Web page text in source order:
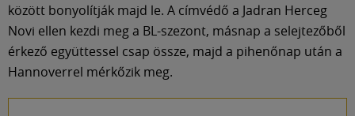
között bonyolítják majd le. A címvédő a Jadran Herceg
Novi ellen kezdi meg a BL-szezont, másnap a selejtezőből
érkező együttessel csap össze, majd a pihenőnap után a
Hannoverrel mérkőzik meg.